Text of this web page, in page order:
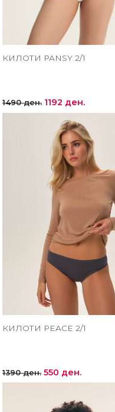
КИЛОТИ PANSY 2/1
1490 ден. 1192 ден.
КИЛОТИ PEACE 2/1
1390 ден. 550 ден.